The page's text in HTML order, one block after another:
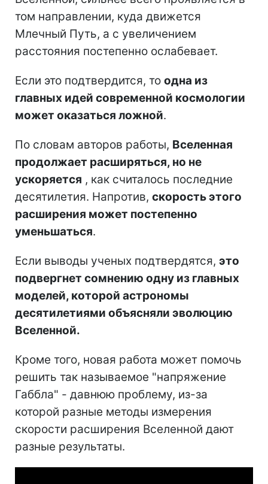
том направлении, куда движется
Млечный Путь, а с увеличением
расстояния постепенно ослабевает.
Если это подтвердится, то одна из
главных идей современной космологии
может оказаться ложной.
По словам авторов работы, Вселенная
продолжает расширяться, но не
ускоряется , как считалось последние
десятилетия. Напротив, скорость этого
расширения может постепенно
уменьшаться.
Если выводы ученых подтвердятся, это
подвергнет сомнению одну из главных
моделей, которой астрономы
десятилетиями объясняли эволюцию
Вселенной.
Кроме того, новая работа может помочь
решить так называемое "напряжение
Габбла" - давнюю проблему, из-за
которой разные методы измерения
скорости расширения Вселенной дают
разные результаты.